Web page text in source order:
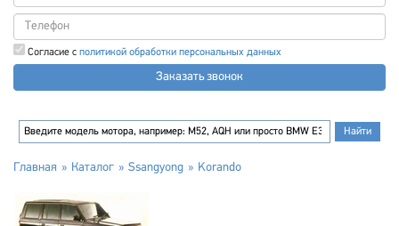
Согласие с политикой обработки персональных данных
Заказать звонок
Главная Каталог Ssangyong Korando